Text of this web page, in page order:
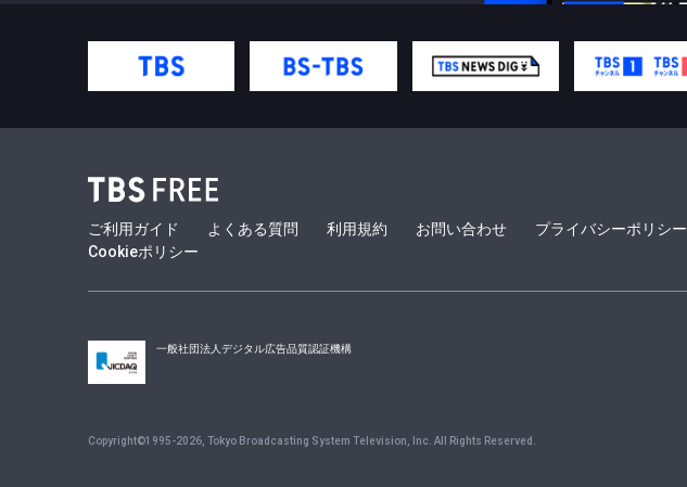
ご利用ガイド よくある質問 利用規約 お問い合わせ
プライバシーポリシー
Cookieポリシー
一般社団法人デジタル広告品質認証機構
Copyright©1995-2026, Tokyo Broadcasting System Television, Inc. All Rights Reserved.